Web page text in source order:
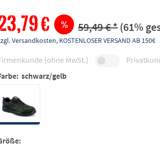
€ 59,49 € *(61%
Versandkosten, KOSTENLOSER VERSAND AB 150€
(ohne MwSt.)
schwarz/gelb